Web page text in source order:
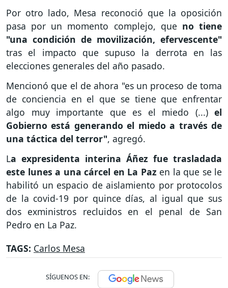
Por otro lado, Mesa reconoció que la oposición
pasa por un momento complejo, que no tiene
"una condición de movilización, efervescente"
tras el impacto que supuso la derrota en las
elecciones generales del año pasado.
Mencionó que el de ahora "es un proceso de toma
de conciencia en el que se tiene que enfrentar
algo muy importante que es el miedo (...) el
Gobierno está generando el miedo a través de
una táctica del terror", agregó.
La expresidenta interina Áñez fue trasladada
este lunes a una cárcel en La Paz en la que se le
habilitó un espacio de aislamiento por protocolos
de la covid-19 por quince días, al igual que sus
dos exministros recluidos en el penal de San
Pedro en La Paz.
TAGS: Carlos Mesa
SÍGUENOS EN: